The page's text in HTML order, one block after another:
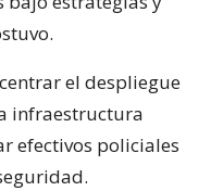
el despliegue
infraestructura
efectivos policiales